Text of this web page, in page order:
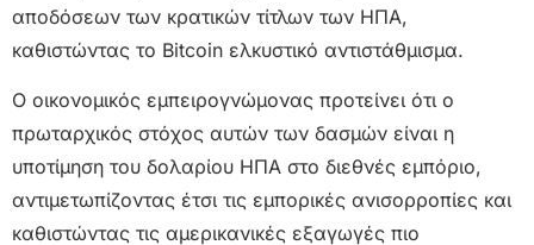
αποδόσεων των κρατικών τίτλων των ΗΠΑ,
καθιστώντας το Bitcoin ελκυστικό αντιστάθμισμα.
Ο οικονομικός εμπειρογνώμονας προτείνει ότι ο
πρωταρχικός στόχος αυτών των δασμών είναι η
υποτίμηση του δολαρίου ΗΠΑ στο διεθνές εμπόριο,
αντιμετωπίζοντας έτσι τις εμπορικές ανισορροπίες και
καθιστώντας τις αμερικανικές εξαγωγές πιο